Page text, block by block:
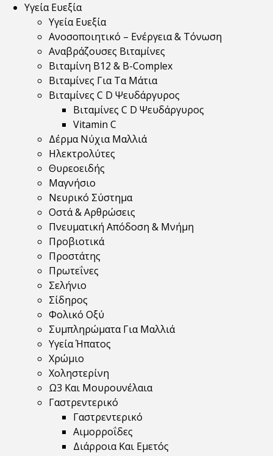
Υγεία Ευεξία
Υγεία Ευεξία
Ανοσοποιητικό – Ενέργεια & Τόνωση
Αναβράζουσες Βιταμίνες
Βιταμίνη B12 & Β-Complex
Βιταμίνες Για Τα Μάτια
Βιταμίνες C D Ψευδάργυρος
Βιταμίνες C D Ψευδάργυρος
Vitamin C
Δέρμα Νύχια Μαλλιά
Ηλεκτρολύτες
Θυρεοειδής
Μαγνήσιο
Νευρικό Σύστημα
Οστά & Αρθρώσεις
Πνευματική Απόδοση & Μνήμη
Προβιοτικά
Προστάτης
Πρωτεΐνες
Σελήνιο
Σίδηρος
Φολικό Οξύ
Συμπληρώματα Για Μαλλιά
Υγεία Ήπατος
Χρώμιο
Χοληστερίνη
Ω3 Και Μουρουνέλαια
Γαστρεντερικό
Γαστρεντερικό
Αιμορροΐδες
Διάρροια Και Εμετός